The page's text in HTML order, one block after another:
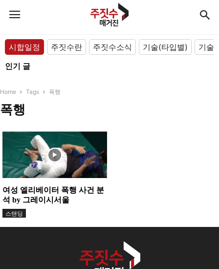
시합일정 주짓수란 주짓수소식 기술(타입별)
기술
인기 글
Home Tags 폭행
폭행
여성 엘리베이터 폭행 사건 분
석 by 그레이시서울
스탠딩